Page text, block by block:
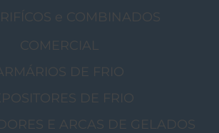
e COMBINADOS
COMERCIAL
DE FRIO
DE FRIO
E ARCAS DE GELADOS